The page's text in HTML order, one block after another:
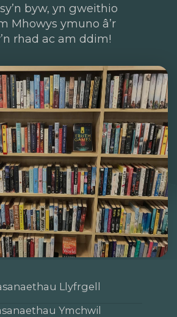
byw, yn gweithio
Mhowys ymuno â’r
rhad ac am ddim!
Llyfrgell
Ymchwil